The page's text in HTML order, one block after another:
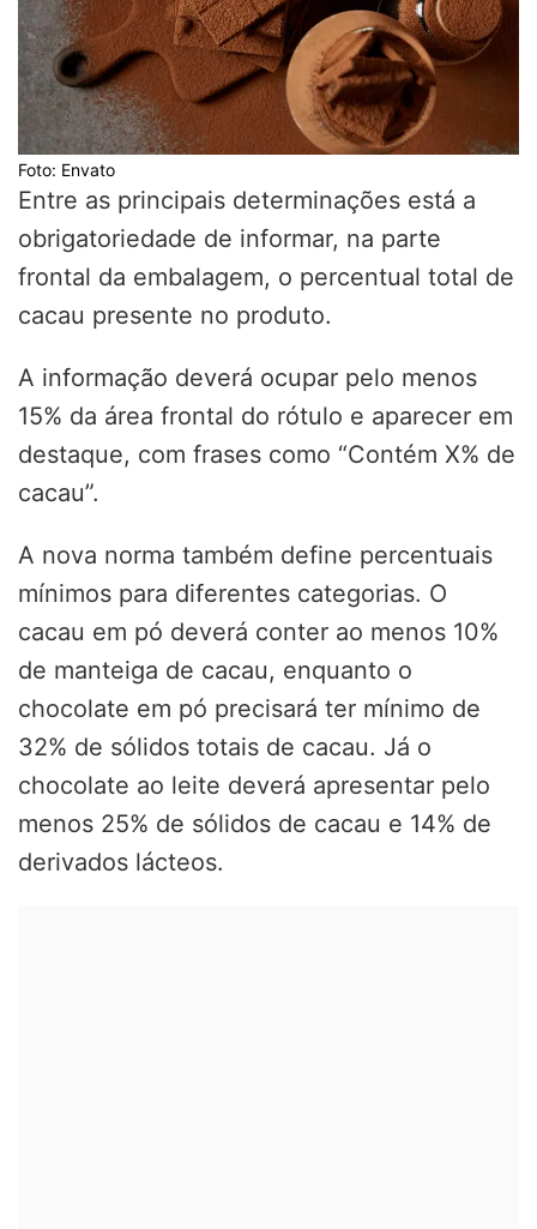
Foto: Envato
Entre as principais determinações está a
obrigatoriedade de informar, na parte
frontal da embalagem, o percentual total de
cacau presente no produto.
A informação deverá ocupar pelo menos
15% da área frontal do rótulo e aparecer em
destaque, com frases como “Contém X% de
cacau”.
A nova norma também define percentuais
mínimos para diferentes categorias. O
cacau em pó deverá conter ao menos 10%
de manteiga de cacau, enquanto o
chocolate em pó precisará ter mínimo de
32% de sólidos totais de cacau. Já o
chocolate ao leite deverá apresentar pelo
menos 25% de sólidos de cacau e 14% de
derivados lácteos.